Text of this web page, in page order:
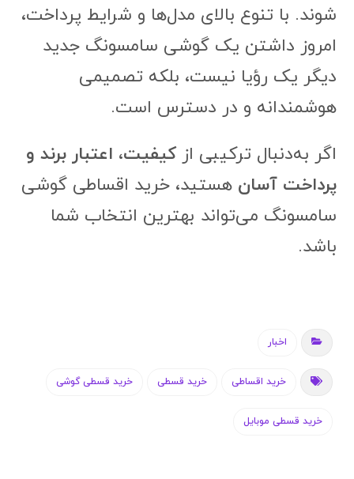
شوند. با تنوع بالای مدل‌ها و شرایط پرداخت،
امروز داشتن یک گوشی سامسونگ جدید
دیگر یک رؤیا نیست، بلکه تصمیمی
هوشمندانه و در دسترس است.
اگر به‌دنبال ترکیبی ازکیفیت، اعتبار برند و
پرداخت آسان هستید، خرید اقساطی گوشی
سامسونگ می‌تواند بهترین انتخاب شما
باشد.
اخبار
خرید اقساطی خرید قسطی خرید قسطی گوشی
خرید قسطی موبایل